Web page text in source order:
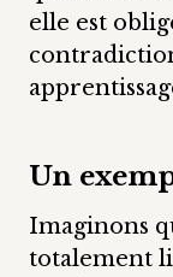
elle est
Un
Imaginons
totalement